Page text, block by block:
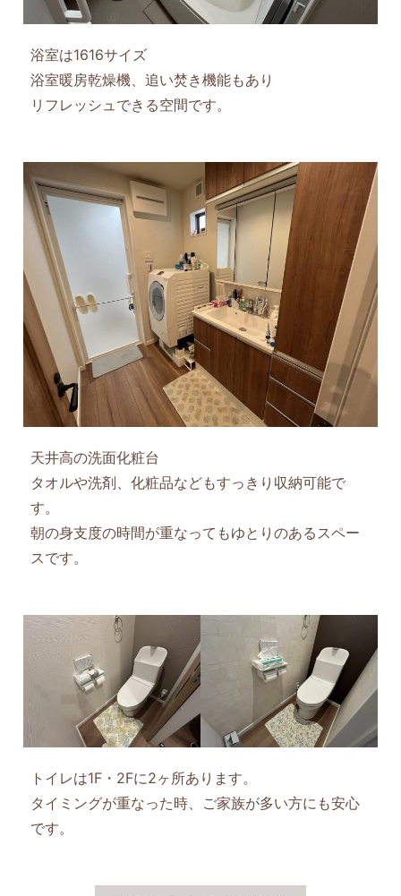
浴室は1616サイズ
浴室暖房乾燥機、追い焚き機能もあり
リフレッシュできる空間です。
天井高の洗面化粧台
タオルや洗剤、化粧品などもすっきり収納可能で
す。
朝の身支度の時間が重なってもゆとりのあるスペー
スです。
トイレは1F・2Fに2ヶ所あります。
タイミングが重なった時、ご家族が多い方にも安心
です。